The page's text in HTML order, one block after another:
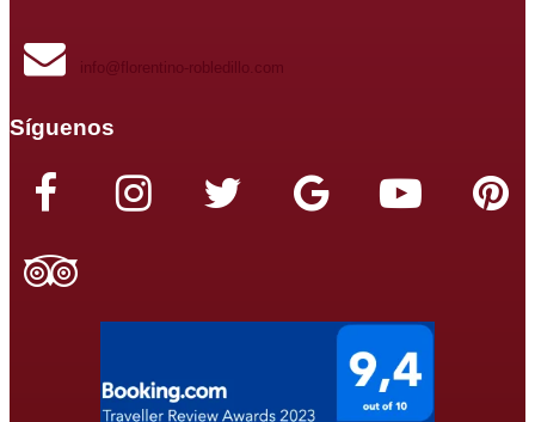
info@florentino-robledillo.com
Síguenos